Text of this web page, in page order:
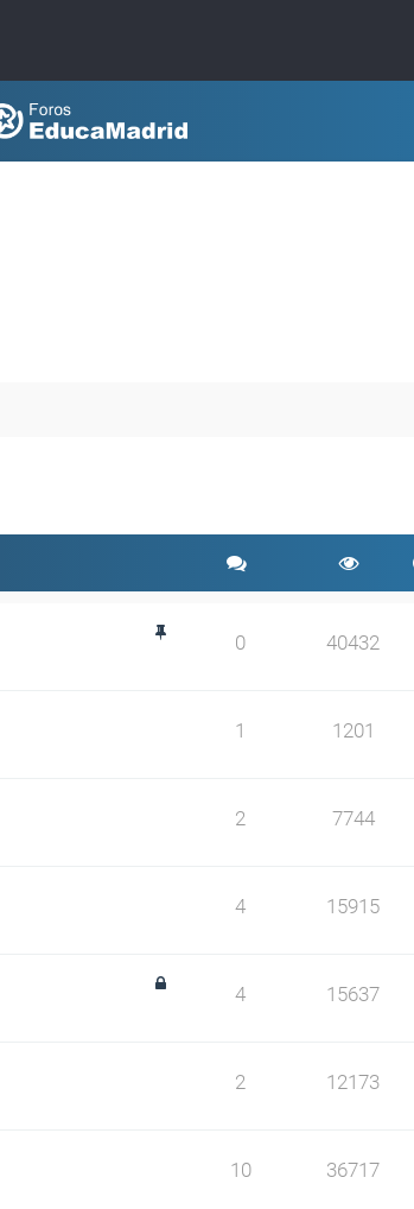
0 40432
1 1201
2 7744
4 15915
4 15637
2 12173
10 36717